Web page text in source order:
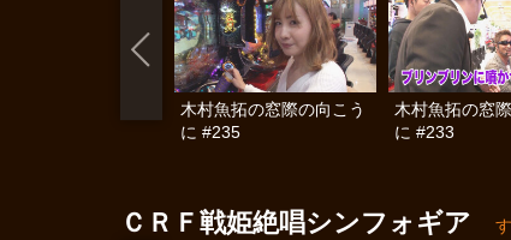
木村魚拓の窓際の向こう
に #235
木村魚拓の窓
に #233
ＣＲＦ戦姫絶唱シンフォギア